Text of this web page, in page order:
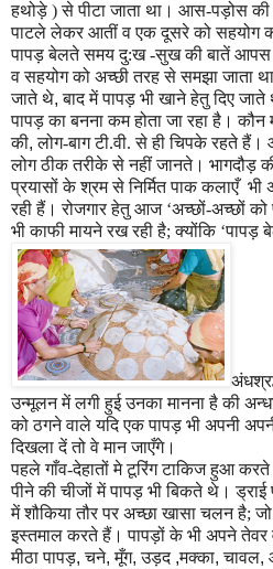
हथोड़े ) से पीटा जाता था। आस-पड़ोस
पाटले लेकर आतीं व एक दूसरे को सहयोग
पापड़ बेलते समय दु:ख -सुख की बातें आपस
व सहयोग को अच्छी तरह से समझा जाता
जाते थे,बाद में पापड़ भी खाने हेतु दिए जाते
पापड़ का बनना कम होता जा रहा है। कौन
की,लोग-बाग टी.वी. से ही चिपके रहते
लोग ठीक तरीके से नहीं जानते। भागदौड़
प्रयासों के श्रम से निर्मित पाक कलाएँ भी
रही हैं। रोजगार हेतु आज ‘अच्छों-अच्छों को
भी काफी मायने रख रही है; क्योंकि ‘पापड़
उन्मूलन में लगी हुई उनका मानना है की
को ठगने वाले यदि एक पापड़ भी अपनी
दिखला दें तो वे मान जाएँगे।
पहले गाँव-देहातों मे टूरिंग टाकिज हुआ
पीने की चीजों में पापड़ भी बिकते थे। ड्राई
में शौकिया तौर पर अच्छा खासा चलन है;
इस्तमाल करते हैं। पापड़ों के भी अपने तेवर
मीठा पापड़,चने,मूँग,उड़द ,मक्का,चावल,